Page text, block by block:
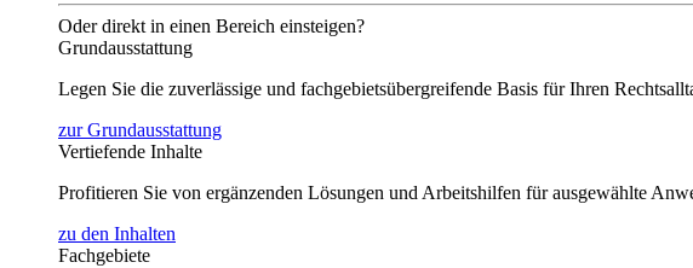
Oder direkt in einen Bereich einsteigen?
Grundausstattung
Legen Sie die zuverlässige und fachgebietsübergreifende Basis für Ihren
zur Grundausstattung
Vertiefende Inhalte
Profitieren Sie von ergänzenden Lösungen und Arbeitshilfen für ausgewählte
zu den Inhalten
Fachgebiete